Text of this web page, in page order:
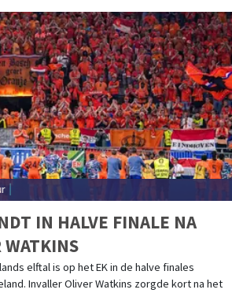
IN HALVE FINALE NA
WATKINS
elftal is op het EK in de halve finales
Invaller Oliver Watkins zorgde kort na het